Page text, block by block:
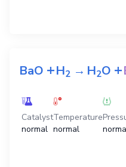
BaO +H2 →H2O +
Catalyst
normal
Temperature
normal